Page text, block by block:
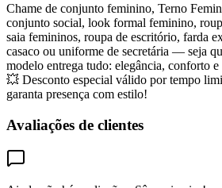
Chame de conjunto feminino, Terno
conjunto social, look formal feminino,
saia femininos, roupa de escritório, farda
casaco ou uniforme de secretária — seja
modelo entrega tudo: elegância, conforto e
💥 Desconto especial válido por tempo
garanta presença com estilo!
Avaliações de clientes